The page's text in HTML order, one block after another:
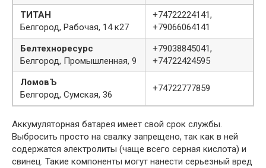
ТИТАН
Белгород, Рабочая, 14 к27
+74722224141,
+79066064141
Белтехноресурс
Белгород, Промышленная, 9
+79038845041,
+74722424595
ЛомовЪ
Белгород, Сумская, 36
+74722777859
Аккумуляторная батарея имеет свой срок службы.
Выбросить просто на свалку запрещено, так как в ней
содержатся электролиты (чаще всего серная кислота) и
свинец. Такие компоненты могут нанести серьезный вред